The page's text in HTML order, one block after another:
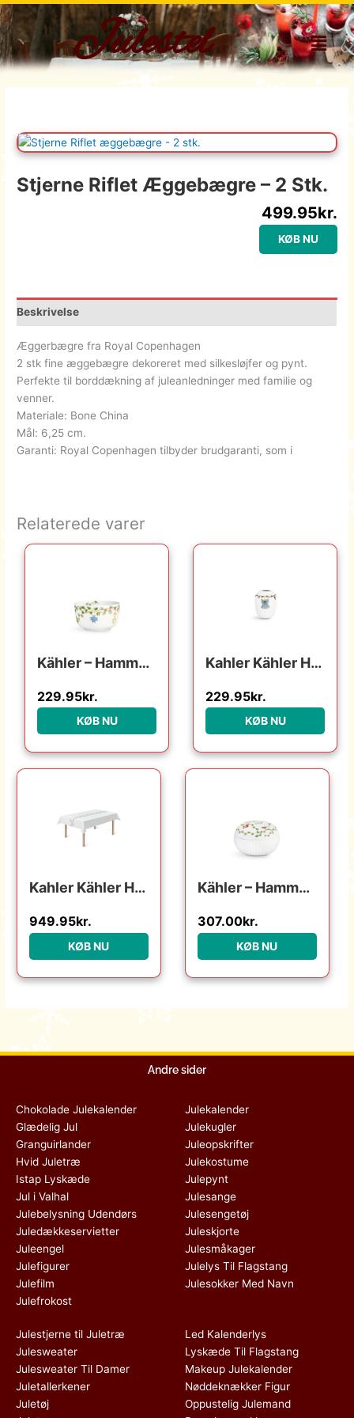
Gå
til
indholdet
Julestel Menu
Stjerne Riflet Æggebægre – 2 Stk.
499.95kr.
KØB NU
Beskrivelse
Æggerbægre fra Royal Copenhagen
2 stk fine æggebægre dekoreret med silkesløjfer og pynt.
Perfekte til borddækning af juleanledninger med familie og
venner.
Materiale: Bone China
Mål: 6,25 cm.
Garanti: Royal Copenhagen tilbyder brudgaranti, som i
Relaterede varer
Kähler – Hammershøi Christmas Juleskål Ø12 cm hvid
229.95kr.
KØB NU
Kahler Kähler Hammershøi Christmas vase H10,5 cm : Erling Christensen Møbler : Erling Christensen Møbler
229.95kr.
KØB NU
Kahler Kähler Hammershøi Christmas – Juledug – 150 x 270 cm : Erling Christensen Møbler : Erling Christensen Møbler
949.95kr.
KØB NU
Kähler – Hammershøi Julebonbonniere Ø11,5 cm
Den oprindelige pris
307.00kr.
Den aktuelle
KØB NU
Andre sider
Chokolade Julekalender
Glædelig Jul
Granguirlander
Hvid Juletræ
Istap Lyskæde
Jul i Valhal
Julebelysning Udendørs
Juledækkeservietter
Juleengel
Julefigurer
Julefilm
Julefrokost
Julekalender
Julekugler
Juleopskrifter
Julekostume
Julepynt
Julesange
Julesengetøj
Juleskjorte
Julesmåkager
Julelys Til Flagstang
Julesokker Med Navn
Julestjerne til Juletræ
Julesweater
Julesweater Til Damer
Juletallerkener
Juletøj
Led Kalenderlys
Lyskæde Til Flagstang
Makeup Julekalender
Nøddeknækker Figur
Oppustelig Julemand